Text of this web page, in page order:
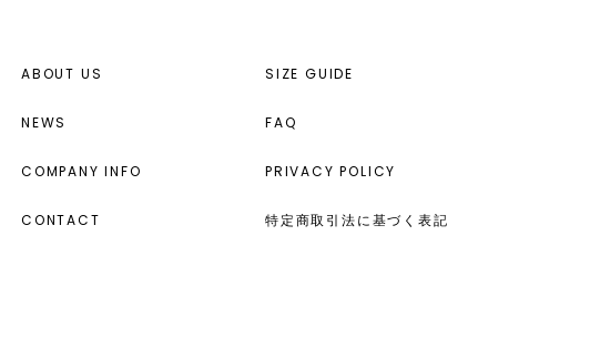
ABOUT US
NEWS
COMPANY INFO
CONTACT
SIZE GUIDE
FAQ
PRIVACY POLICY
特定商取引法に基づく表記